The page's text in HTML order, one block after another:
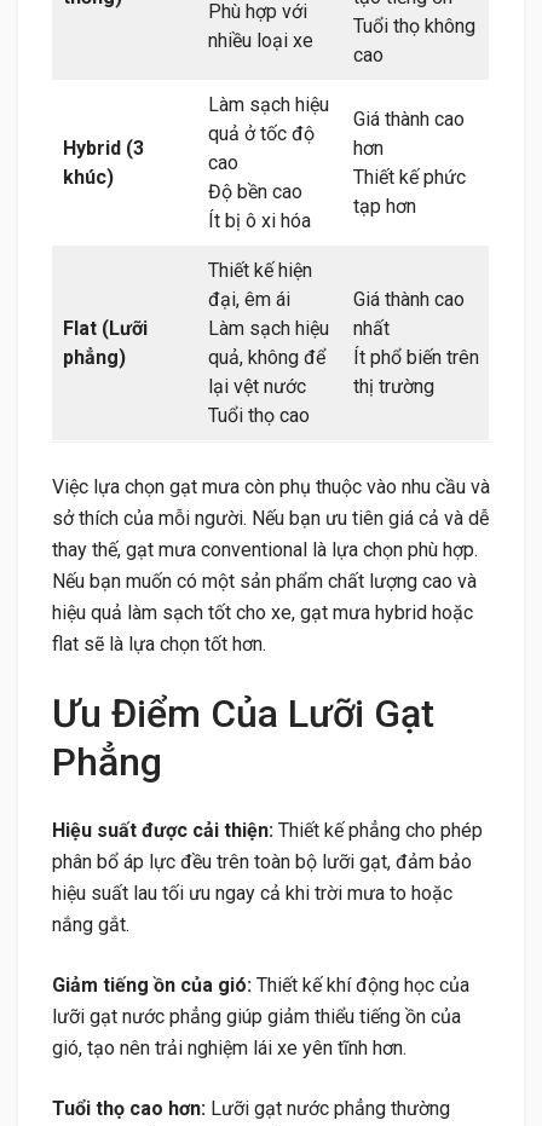
Phù hợp với
nhiều loại xe
Tuổi thọ không
cao
Hybrid (3
khúc)
Làm sạch hiệu
quả ở tốc độ
cao
Độ bền cao
Ít bị ô xi hóa
Giá thành cao
hơn
Thiết kế phức
tạp hơn
Flat (Lưỡi
phẳng)
Thiết kế hiện
đại, êm ái
Làm sạch hiệu
quả, không để
lại vệt nước
Tuổi thọ cao
Giá thành cao
nhất
Ít phổ biến trên
thị trường
Việc lựa chọn gạt mưa còn phụ thuộc vào nhu cầu và
sở thích của mỗi người. Nếu bạn ưu tiên giá cả và dễ
thay thế, gạt mưa conventional là lựa chọn phù hợp.
Nếu bạn muốn có một sản phẩm chất lượng cao và
hiệu quả làm sạch tốt cho xe, gạt mưa hybrid hoặc
flat sẽ là lựa chọn tốt hơn.
Ưu Điểm Của Lưỡi Gạt
Phẳng
Hiệu suất được cải thiện: Thiết kế phẳng cho phép
phân bổ áp lực đều trên toàn bộ lưỡi gạt, đảm bảo
hiệu suất lau tối ưu ngay cả khi trời mưa to hoặc
nắng gắt.
Giảm tiếng ồn của gió: Thiết kế khí động học của
lưỡi gạt nước phẳng giúp giảm thiểu tiếng ồn của
gió, tạo nên trải nghiệm lái xe yên tĩnh hơn.
Tuổi thọ cao hơn: Lưỡi gạt nước phẳng thường